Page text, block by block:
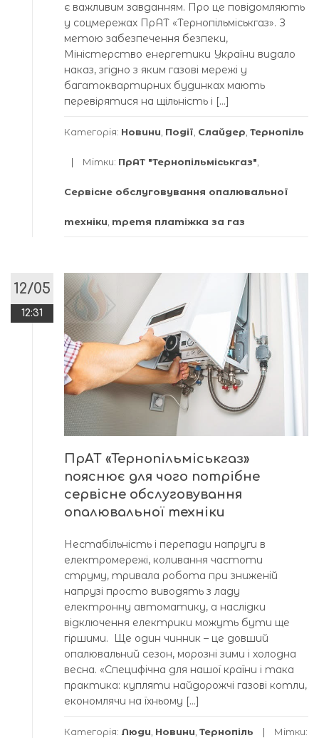
є важливим завданням. Про це повідомляють
у соцмережах ПрАТ «Тернопільміськгаз». З
метою забезпечення безпеки,
Міністерство енергетики України видало
наказ, згідно з яким газові мережі у
багатоквартирних будинках мають
перевірятися на щільність і […]
Категорія: Новини Події Слайдер Тернопіль
Мітки: ПрАТ "Тернопільміськгаз"
Сервісне обслуговування опалювальної
техніки третя платіжка за газ
12/05
12:31
ПрАТ «Тернопільміськгаз»
пояснює для чого потрібне
сервісне обслуговування
опалювальної техніки
Нестабільність і перепади напруги в
електромережі, коливання частоти
струму, тривала робота при зниженій
напрузі просто виводять з ладу
електронну автоматику, а наслідки
відключення електрики можуть бути ще
гіршими. Ще один чинник – це довший
опалювальний сезон, морозні зими і холодна
весна. «Специфічна для нашої країни і така
практика: купляти найдорожчі газові котли,
економлячи на їхньому […]
Категорія: Люди Новини Тернопіль Мітки: